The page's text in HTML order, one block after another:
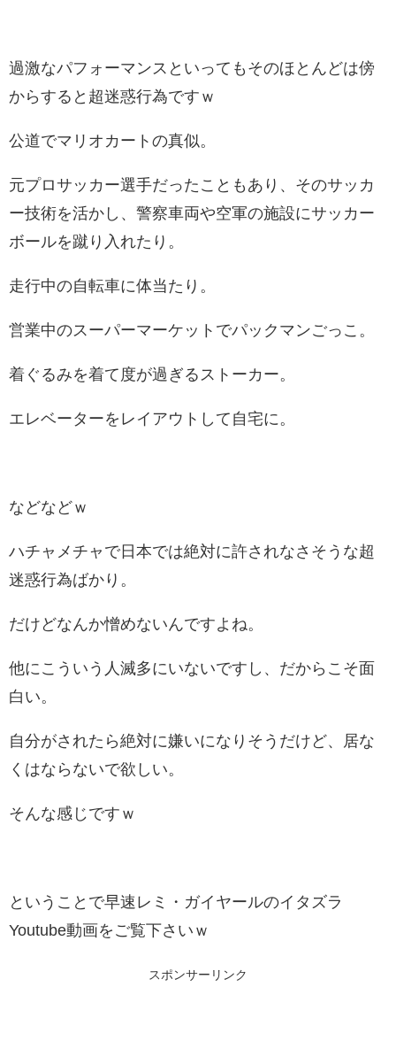
過激なパフォーマンスといってもそのほとんどは傍
からすると超迷惑行為ですｗ
公道でマリオカートの真似。
元プロサッカー選手だったこともあり、そのサッカ
ー技術を活かし、警察車両や空軍の施設にサッカー
ボールを蹴り入れたり。
走行中の自転車に体当たり。
営業中のスーパーマーケットでパックマンごっこ。
着ぐるみを着て度が過ぎるストーカー。
エレベーターをレイアウトして自宅に。
などなどｗ
ハチャメチャで日本では絶対に許されなさそうな超
迷惑行為ばかり。
だけどなんか憎めないんですよね。
他にこういう人滅多にいないですし、だからこそ面
白い。
自分がされたら絶対に嫌いになりそうだけど、居な
くはならないで欲しい。
そんな感じですｗ
ということで早速レミ・ガイヤールのイタズラ
Youtube動画をご覧下さいｗ
スポンサーリンク